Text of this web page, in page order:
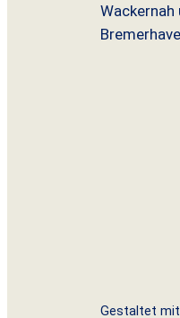
Wackernah
Gestaltet mit